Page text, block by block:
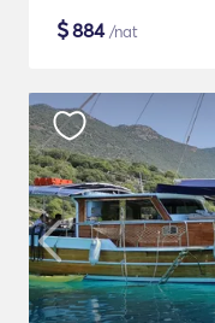
$884/nat